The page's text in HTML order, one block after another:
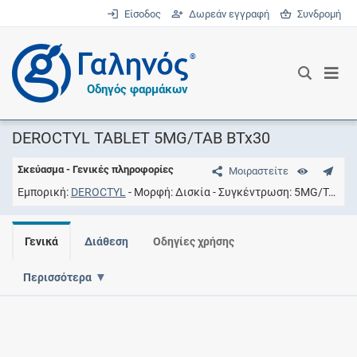
Είσοδος Δωρεάν εγγραφή Συνδρομή
®
Οδηγός φαρμάκων
DEROCTYL TABLET 5MG/TAB BTx30
Μοιραστείτε
Σκεύασμα - Γενικές πληροφορίες
Εμπορική DEROCTYL Μορφή Δισκία Συγκέντρωση 5MG/TAB
Γενικά Διάθεση Οδηγίες χρήσης
Περισσότερα